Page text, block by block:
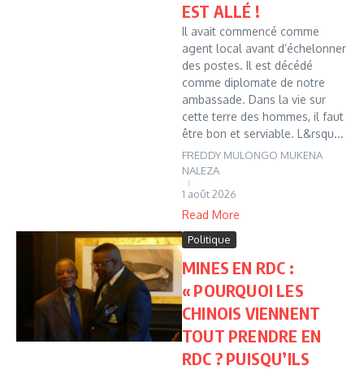
EST ALLÉ !
Il avait commencé comme
agent local avant d’échelonner
des postes. Il est décédé
comme diplomate de notre
ambassade. Dans la vie sur
cette terre des hommes, il faut
être bon et serviable. L&rsqu...
FREDDY MULONGO MUKENA
NALEZA
1 août 2026
Read More
Politique
MINES EN RDC :
« POURQUOI LES
CHINOIS VIENNENT
TOUT PRENDRE EN
RDC ? PUISQU’ILS